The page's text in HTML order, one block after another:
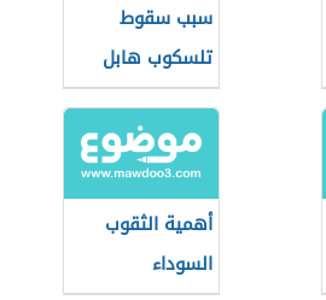
سبب سقوط
تلسكوب هابل
أهمية الثقوب
السوداء